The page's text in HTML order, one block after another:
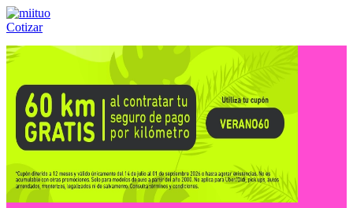
Cotizar
Llámanos al:(55) 84-21-05-00 ó